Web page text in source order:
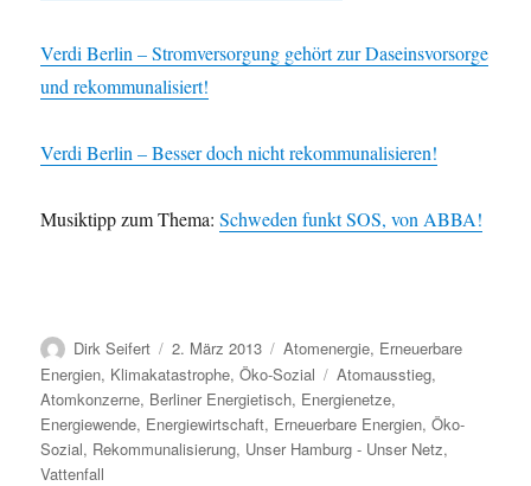
Verdi Berlin – Stromversorgung gehört zur Daseinsvorsorge
und rekommunalisiert!
Verdi Berlin – Besser doch nicht rekommunalisieren!
Musiktipp zum Thema:Schweden funkt SOS, von ABBA!
Autor
Dirk Seifert
Veröffentlicht
am
2. März 2013 Kategorien
Atomenergie, Erneuerbare
Energien, Klimakatastrophe,Öko-Sozial Schlagwörter
Atomausstieg,
Atomkonzerne, Berliner Energietisch, Energienetze,
Energiewende, Energiewirtschaft, Erneuerbare Energien,Öko-
Sozial, Rekommunalisierung, Unser Hamburg - Unser Netz,
Vattenfall